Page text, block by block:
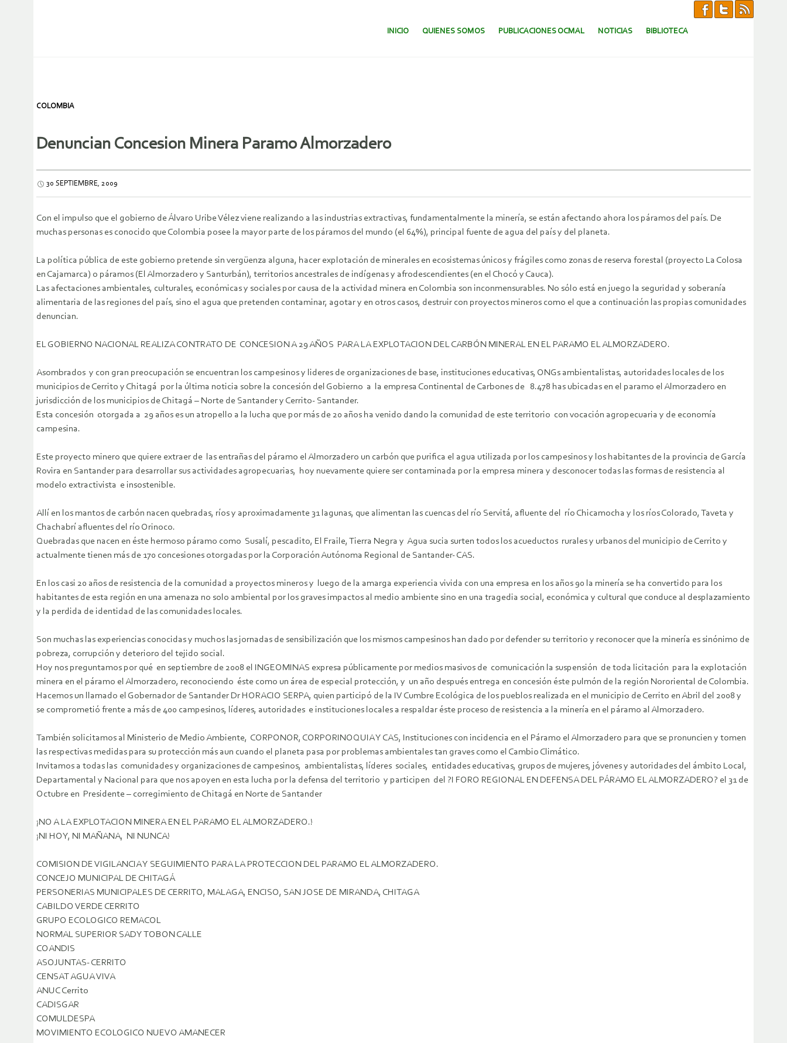
SALTAR AL CONTENIDO.
INICIO QUIENES SOMOS PUBLICACIONES OCMAL NOTICIAS BIBLIOTECA
COLOMBIA
Denuncian Concesion Minera Paramo Almorzadero
30 SEPTIEMBRE, 2009
Con el impulso que el gobierno de Álvaro Uribe Vélez viene realizando a las industrias extractivas, fundamentalmente la minería, se están afectando ahora los páramos del país. De
muchas personas es conocido que Colombia posee la mayor parte de los páramos del mundo (el 64%), principal fuente de agua del país y del planeta.
La política pública de este gobierno pretende sin vergüenza alguna, hacer explotación de minerales en ecosistemas únicos y frágiles como zonas de reserva forestal (proyecto La Colosa
en Cajamarca) o páramos (El Almorzadero y Santurbán), territorios ancestrales de indígenas y afrodescendientes (en el Chocó y Cauca).
Las afectaciones ambientales, culturales, económicas y sociales por causa de la actividad minera en Colombia son inconmensurables. No sólo está en juego la seguridad y soberanía
alimentaria de las regiones del país, sino el agua que pretenden contaminar, agotar y en otros casos, destruir con proyectos mineros como el que a continuación las propias comunidades
denuncian.
EL GOBIERNO NACIONAL REALIZA CONTRATO DE CONCESION A 29 AÑOS PARA LA EXPLOTACION DEL CARBÓN MINERAL EN EL PARAMO EL ALMORZADERO.
Asombrados y con gran preocupación se encuentran los campesinos y lideres de organizaciones de base, instituciones educativas, ONGs ambientalistas, autoridades locales de los
municipios de Cerrito y Chitagá por la última noticia sobre la concesión del Gobierno a la empresa Continental de Carbones de 8.478 has ubicadas en el paramo el Almorzadero en
jurisdicción de los municipios de Chitagá – Norte de Santander y Cerrito- Santander.
Esta concesión otorgada a 29 años es un atropello a la lucha que por más de 20 años ha venido dando la comunidad de este territorio con vocación agropecuaria y de economía
campesina.
Este proyecto minero que quiere extraer de las entrañas del páramo el Almorzadero un carbón que purifica el agua utilizada por los campesinos y los habitantes de la provincia de García
Rovira en Santander para desarrollar sus actividades agropecuarias, hoy nuevamente quiere ser contaminada por la empresa minera y desconocer todas las formas de resistencia al
modelo extractivista e insostenible.
Allí en los mantos de carbón nacen quebradas, ríos y aproximadamente 31 lagunas, que alimentan las cuencas del río Servitá, afluente del río Chicamocha y los ríos Colorado, Taveta y
Chachabrí afluentes del río Orinoco.
Quebradas que nacen en éste hermoso páramo como Susalí, pescadito, El Fraile, Tierra Negra y Agua sucia surten todos los acueductos rurales y urbanos del municipio de Cerrito y
actualmente tienen más de 170 concesiones otorgadas por la Corporación Autónoma Regional de Santander- CAS.
En los casi 20 años de resistencia de la comunidad a proyectos mineros y luego de la amarga experiencia vivida con una empresa en los años 90 la minería se ha convertido para los
habitantes de esta región en una amenaza no solo ambiental por los graves impactos al medio ambiente sino en una tragedia social, económica y cultural que conduce al desplazamiento
y la perdida de identidad de las comunidades locales.
Son muchas las experiencias conocidas y muchos las jornadas de sensibilización que los mismos campesinos han dado por defender su territorio y reconocer que la minería es sinónimo de
pobreza, corrupción y deterioro del tejido social.
Hoy nos preguntamos por qué en septiembre de 2008 el INGEOMINAS expresa públicamente por medios masivos de comunicación la suspensión de toda licitación para la explotación
minera en el páramo el Almorzadero, reconociendo éste como un área de especial protección, y un año después entrega en concesión éste pulmón de la región Nororiental de Colombia.
Hacemos un llamado el Gobernador de Santander Dr HORACIO SERPA, quien participó de la IV Cumbre Ecológica de los pueblos realizada en el municipio de Cerrito en Abril del 2008 y
se comprometió frente a más de 400 campesinos, líderes, autoridades e instituciones locales a respaldar éste proceso de resistencia a la minería en el páramo al Almorzadero.
También solicitamos al Ministerio de Medio Ambiente, CORPONOR, CORPORINOQUIA Y CAS, Instituciones con incidencia en el Páramo el Almorzadero para que se pronuncien y tomen
las respectivas medidas para su protección más aun cuando el planeta pasa por problemas ambientales tan graves como el Cambio Climático.
Invitamos a todas las comunidades y organizaciones de campesinos, ambientalistas, líderes sociales, entidades educativas, grupos de mujeres, jóvenes y autoridades del ámbito Local,
Departamental y Nacional para que nos apoyen en esta lucha por la defensa del territorio y participen del ?I FORO REGIONAL EN DEFENSA DEL PÁRAMO EL ALMORZADERO? el 31 de
Octubre en Presidente – corregimiento de Chitagá en Norte de Santander
¡NO A LA EXPLOTACION MINERA EN EL PARAMO EL ALMORZADERO.!
¡NI HOY, NI MAÑANA, NI NUNCA!
COMISION DE VIGILANCIA Y SEGUIMIENTO PARA LA PROTECCION DEL PARAMO EL ALMORZADERO.
CONCEJO MUNICIPAL DE CHITAGÁ
PERSONERIAS MUNICIPALES DE CERRITO, MALAGA, ENCISO, SAN JOSE DE MIRANDA, CHITAGA
CABILDO VERDE CERRITO
GRUPO ECOLOGICO REMACOL
NORMAL SUPERIOR SADY TOBON CALLE
COANDIS
ASOJUNTAS- CERRITO
CENSAT AGUA VIVA
ANUC Cerrito
CADISGAR
COMULDESPA
MOVIMIENTO ECOLOGICO NUEVO AMANECER